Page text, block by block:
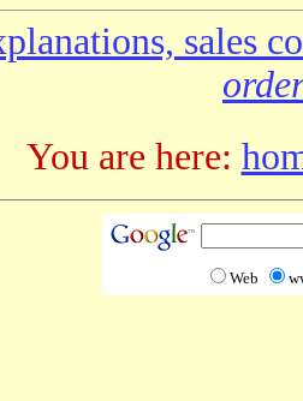
sales
You are here:
Web